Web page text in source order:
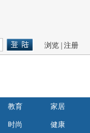
浏览 |注册
教育 家居
时尚 健康